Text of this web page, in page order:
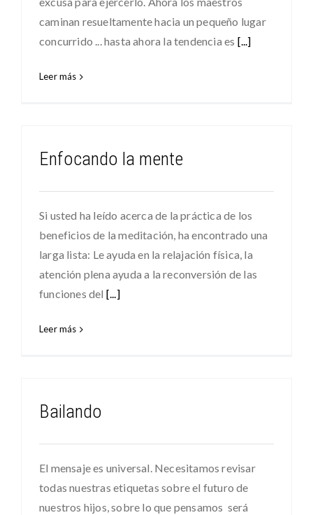
caminan resueltamente hacia un pequeño lugar
concurrido ... hasta ahora la tendencia es [...]
Leer más
Enfocando la mente
Si usted ha leído acerca de la práctica de los
beneficios de la meditación, ha encontrado una
larga lista: Le ayuda en la relajación física, la
atención plena ayuda a la reconversión de las
funciones del [...]
Leer más
Bailando
El mensaje es universal. Necesitamos revisar
todas nuestras etiquetas sobre el futuro de
nuestros hijos, sobre lo que pensamos será